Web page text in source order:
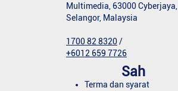
Multimedia, 63000 Cyberjaya,
Selangor, Malaysia
1700 82 8320/
+6012 659 7726
Sah
Terma dan syarat